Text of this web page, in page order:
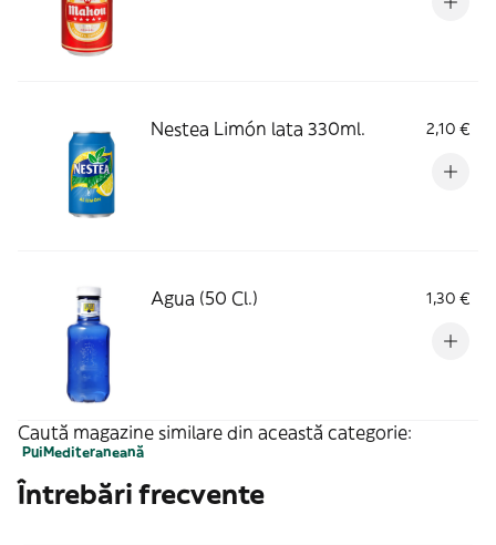
Nestea Limón lata 330ml. 2,10 €
Agua (50 Cl.) 1,30 €
Caută magazine similare din această categorie:
PuiMediteraneană
Întrebări frecvente